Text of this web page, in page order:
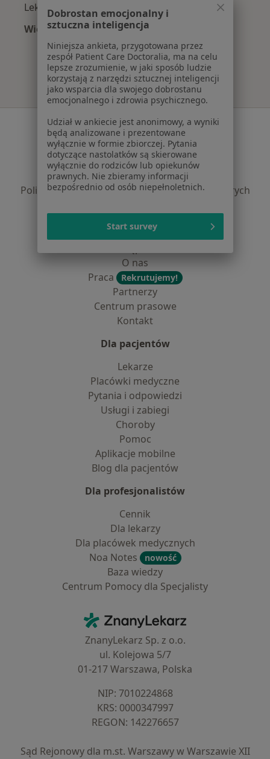
Lekarze rodzinni z Compensa w Warszawie
Więcej (15)
Więcej w kategorii: Najpopularniejsze
Serwis
Regulamin
Polityka prywatności pacjentów
Polityka prywatności profesjonalistów
Polityka prywatności dla profesjonalistów, których
Jak działają wyniki wyszukiwania
O nas
Praca
Rekrutujemy!
Partnerzy
Centrum prasowe
Kontakt
Dla pacjentów
Lekarze
Placówki medyczne
Pytania i odpowiedzi
Usługi i zabiegi
Choroby
Pomoc
Aplikacje mobilne
Blog dla pacjentów
Dla profesjonalistów
Cennik
Dla lekarzy
Dla placówek medycznych
Noa Notes
nowość
Baza wiedzy
Centrum Pomocy dla Specjalisty
ZnanyLekarz - Strona główna
ZnanyLekarz Sp. z o.o.
ul. Kolejowa 5/7
01-217 Warszawa, Polska
NIP: ⁠7010224868
KRS: ⁠0000347997
REGON: ⁠142276657
Sąd Rejonowy dla m.st. Warszawy w Warszawie XII
Dobrostan emocjonalny i
sztuczna inteligencja
Niniejsza ankieta, przygotowana przez
zespół Patient Care Doctoralia, ma na celu
lepsze zrozumienie, w jaki sposób ludzie
korzystają z narzędzi sztucznej inteligencji
jako wsparcia dla swojego dobrostanu
emocjonalnego i zdrowia psychicznego.
Udział w ankiecie jest anonimowy, a wyniki
będą analizowane i prezentowane
wyłącznie w formie zbiorczej. Pytania
dotyczące nastolatków są skierowane
wyłącznie do rodziców lub opiekunów
prawnych. Nie zbieramy informacji
bezpośrednio od osób niepełnoletnich.
Start survey